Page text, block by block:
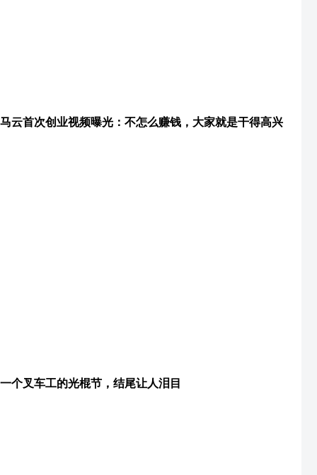
马云首次创业视频曝光：不怎么赚钱，大家就是干得高兴
一个叉车工的光棍节，结尾让人泪目